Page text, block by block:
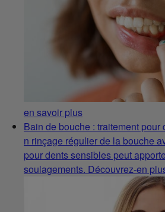
en savoir plus
Bain de bouche : traitement pour
n rinçage régulier de la bouche
pour dents sensibles peut
soulagements. Découvrez-en